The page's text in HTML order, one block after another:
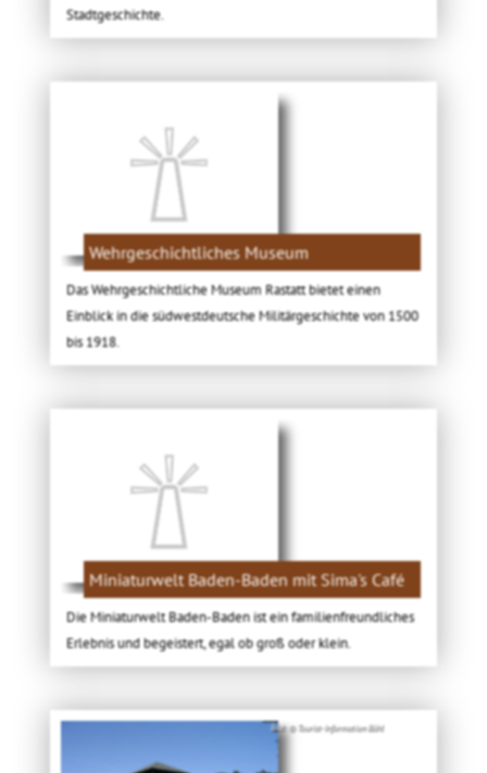
Stadtgeschichte.
Wehrgeschichtliches Museum
Das Wehrgeschichtliche Museum Rastatt bietet einen
Einblick in die südwestdeutsche Militärgeschichte von 1500
bis 1918.
Miniaturwelt Baden-Baden mit Sima's Café
Die Miniaturwelt Baden-Baden ist ein familienfreundliches
Erlebnis und begeistert, egal ob groß oder klein.
Bild: © Tourist-Information Bühl